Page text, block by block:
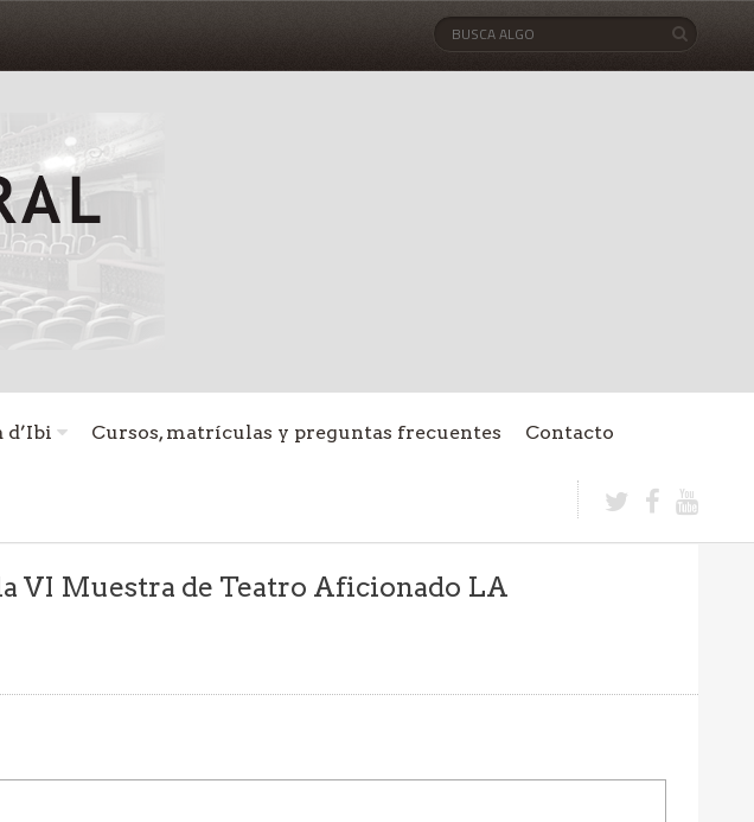
d’Ibi Cursos, matrículas y preguntas frecuentes
Contacto
VI Muestra de Teatro Aficionado LA